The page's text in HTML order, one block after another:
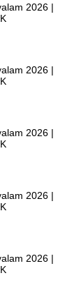
2026 |
2026 |
2026 |
2026 |
2026 |